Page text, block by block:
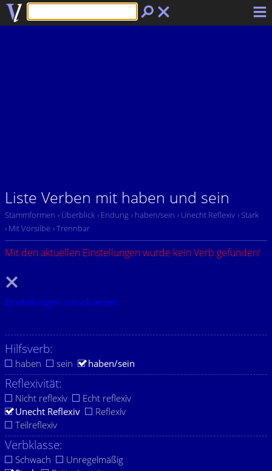
Liste Verben mit haben und sein
Stammformen › Überblick › Endung › haben/sein › Unecht Reflexiv › Stark
› Mit Vorsilbe › Trennbar
Mit den aktuellen Einstellungen wurde kein Verb gefunden!
Einstellungen zurücksetzen.
Hilfsverb:
haben sein haben/sein
Reflexivität:
Nicht reflexiv
Echt reflexiv
Unecht Reflexiv
Reflexiv
Teilreflexiv
Verbklasse:
Schwach
Unregelmäßig